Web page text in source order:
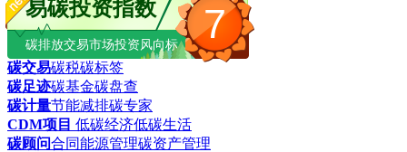
7
易碳投资指数
碳排放交易市场投资风向标
碳交易碳税碳标签
碳足迹碳基金碳盘查
碳计量节能减排碳专家
CDM项目 低碳经济低碳生活
碳顾问合同能源管理碳资产管理